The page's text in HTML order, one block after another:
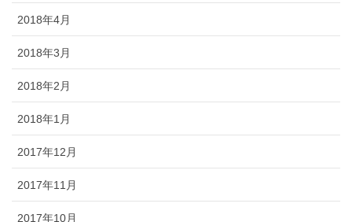
2018年4月
2018年3月
2018年2月
2018年1月
2017年12月
2017年11月
2017年10月